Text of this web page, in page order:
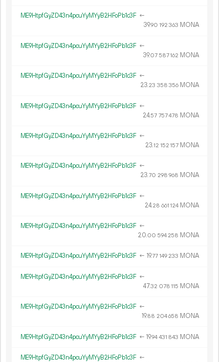
ME9HtpfGyZD43n4pcuYyMYyB2HFoPb1c3F ←
39.90 192 363 MONA
ME9HtpfGyZD43n4pcuYyMYyB2HFoPb1c3F ←
39.07 587162 MONA
ME9HtpfGyZD43n4pcuYyMYyB2HFoPb1c3F ←
23.23 358 356 MONA
ME9HtpfGyZD43n4pcuYyMYyB2HFoPb1c3F ←
24.57 757478 MONA
ME9HtpfGyZD43n4pcuYyMYyB2HFoPb1c3F ←
23.12 152 157 MONA
ME9HtpfGyZD43n4pcuYyMYyB2HFoPb1c3F ←
23.70 298 968 MONA
ME9HtpfGyZD43n4pcuYyMYyB2HFoPb1c3F ←
24.28 661 124 MONA
ME9HtpfGyZD43n4pcuYyMYyB2HFoPb1c3F ←
20.00 594 258 MONA
ME9HtpfGyZD43n4pcuYyMYyB2HFoPb1c3F ← 19.77 149 233 MONA
ME9HtpfGyZD43n4pcuYyMYyB2HFoPb1c3F ←
47.32 078 115 MONA
ME9HtpfGyZD43n4pcuYyMYyB2HFoPb1c3F ←
19.88 204658 MONA
ME9HtpfGyZD43n4pcuYyMYyB2HFoPb1c3F ← 19.94 431 843 MONA
ME9HtpfGyZD43n4pcuYyMYyB2HFoPb1c3F ←